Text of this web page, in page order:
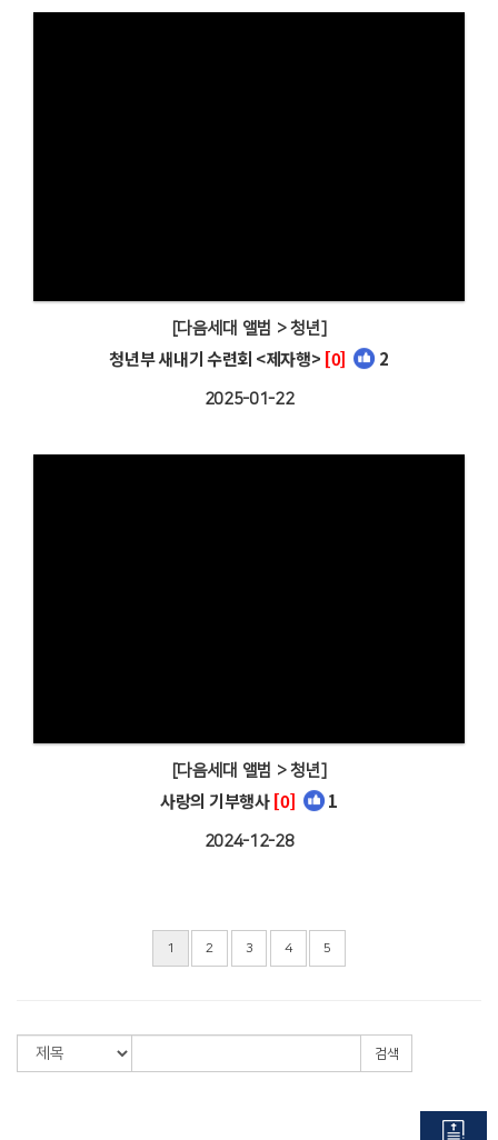
[다음세대 앨범 > 청년]
청년부 새내기 수련회 <제자행> [0] 2
2025-01-22
[다음세대 앨범 > 청년]
사랑의 기부행사 [0] 1
2024-12-28
1 2 3 4 5
검색